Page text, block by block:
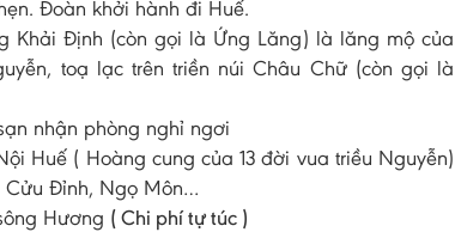
Đoàn khởi hành đi Huế.
Khải Định (còn gọi là Ứng Lăng) là lăng mộ của
toạ lạc trên triền núi Châu Chữ (còn gọi là
nhận phòng nghỉ ngơi
Huế ( Hoàng cung của 13 đời vua triều Nguyễn)
Cửu Đỉnh, Ngọ Môn…
Hương ( Chi phí tự túc )